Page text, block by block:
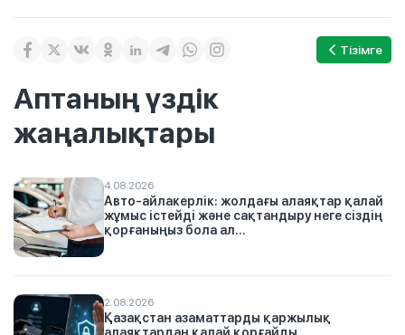
Тізімге
Аптаның үздік
жаңалықтары
4.08.2026
Авто-айлакерлік: жолдағы алаяқтар қалай
жұмыс істейді және сақтандыру неге сіздің
қорғаныңыз бола ал...
2.08.2026
Қазақстан азаматтарды қаржылық